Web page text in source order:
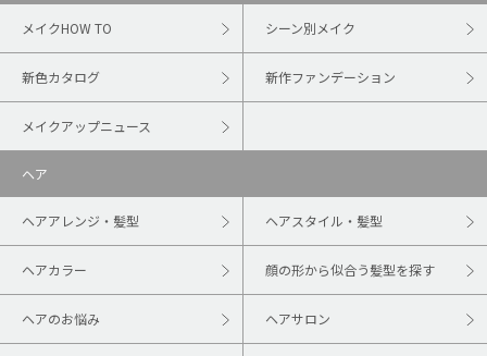
メイクHOW TO シーン別メイク
新色カタログ 新作ファンデーション
メイクアップニュース
ヘア
ヘアアレンジ・髪型 ヘアスタイル・髪型
ヘアカラー 顔の形から似合う髪型を探す
ヘアのお悩み ヘアサロン